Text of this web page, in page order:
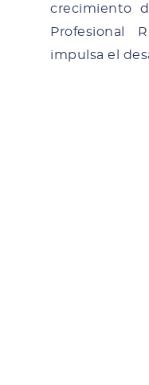
crecimiento
Profesional
impulsa el